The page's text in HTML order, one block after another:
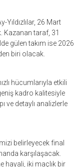
Yıldızlılar, 26 Mart
Kazanan taraf, 31
gülen takım ise 2026
biri olacak.
hücumlarıyla etkili
kadro kalitesiyle
ve detaylı analizlerle
belirleyecek final
karşılaşacak.
hayali, iki maçlık bir